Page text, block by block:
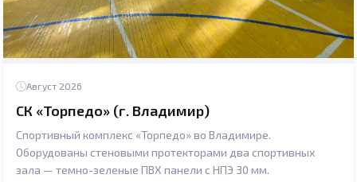
Август 2026
СК «Торпедо» (г. Владимир)
Спортивный комплекс «Торпедо» во Владимире.
Оборудованы стеновыми протекторами два спортивных
зала — темно-зеленые ПВХ панели с НПЭ 30 мм.